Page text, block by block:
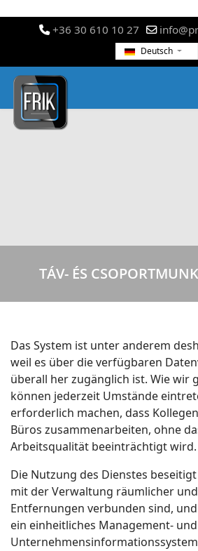
+36 30 610 10 27
Deutsch
TÁV- ÉS
Das System ist unter anderem
weil es über die verfügbaren
überall her zugänglich ist. Wie wir
können jederzeit Umstände
erforderlich machen, dass
Büros zusammenarbeiten, ohne
Arbeitsqualität beeinträchtigt wird.
Die Nutzung des Dienstes
mit der Verwaltung räumlicher
Entfernungen verbunden sind,
ein einheitliches Management- und